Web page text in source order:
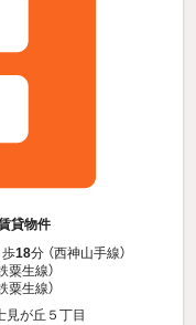
貸物件
歩18分 （西神山手線）
粟生線）
粟生線）
見が丘５丁目